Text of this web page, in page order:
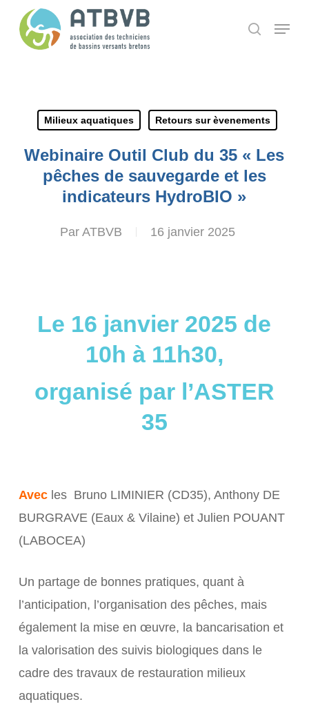
search
Menu
Milieux aquatiques Retours sur èvenements
Webinaire Outil Club du 35 « Les
pêches de sauvegarde et les
indicateurs HydroBIO »
Par ATBVB 16 janvier 2025
Le 16 janvier 2025 de
10h à 11h30,
organisé par l’ASTER
35
Avecles Bruno LIMINIER (CD35), Anthony DE
BURGRAVE (Eaux & Vilaine) et Julien POUANT
(LABOCEA)
Un partage de bonnes pratiques, quant à
l’anticipation, l’organisation des pêches, mais
également la mise en œuvre, la bancarisation et
la valorisation des suivis biologiques dans le
cadre des travaux de restauration milieux
aquatiques.
Panneau de gestion des cookies